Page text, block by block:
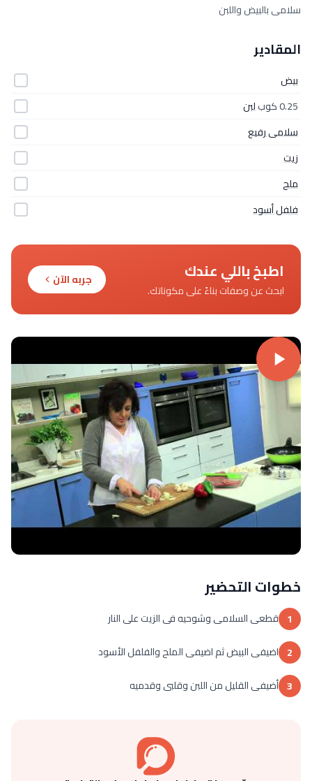
سلامى بالبيض واللبن
المقادير
بيض
0.25 كوب
لبن
سلامى رفيع
زيت
ملح
فلفل أسود
اطبخ باللي عندك
ابحث عن وصفات بناءً على مكوناتك.
جربه الآن
خطوات التحضير
1 قطعى السلامى وشوحيه فى الزيت على النار
2 اضيفى البيض ثم اضيفى الملح والفلفل الأسود
3 أضيفى القليل من اللبن وقلبى وقدميه